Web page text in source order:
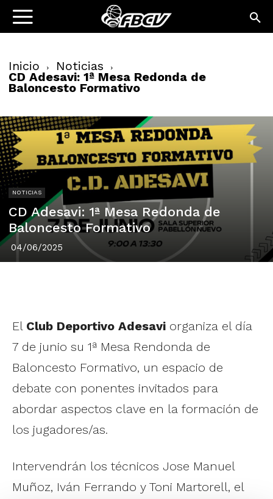
Inicio Noticias
CD Adesavi: 1ª Mesa Redonda de
Baloncesto Formativo
NOTICIAS
CD Adesavi: 1ª Mesa Redonda de
Baloncesto Formativo
04/06/2025
El Club Deportivo Adesavi organiza el día
7 de junio su 1ª Mesa Rendonda de
Baloncesto Formativo, un espacio de
debate con ponentes invitados para
abordar aspectos clave en la formación de
los jugadores/as.
Intervendrán los técnicos Jose Manuel
Muñoz, Iván Ferrando y Toni Martorell, el